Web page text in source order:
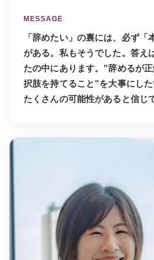
MESSAGE
「辞めたい」の裏には、必ず「
がある。私もそうでした。答え
たの中にあります。”辞めるが
択肢を持てること”を大事にした
たくさんの可能性があると信じ